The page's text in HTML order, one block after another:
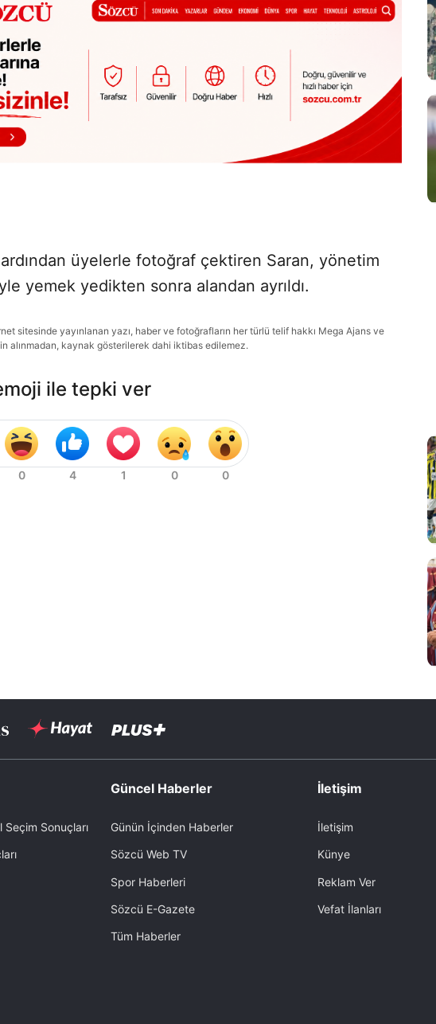
ardından üyelerle fotoğraf çektiren Saran, yönetim
yemek yedikten sonra alandan ayrıldı.
sitesinde yayınlanan yazı, haber ve fotoğrafların her türlü telif hakkı Mega Ajans ve
alınmadan, kaynak gösterilerek dahi iktibas edilemez.
ile tepki ver
Sonuçları
Güncel Haberler
Günün İçinden Haberler
Sözcü Web TV
Spor Haberleri
Sözcü E-Gazete
Tüm Haberler
İletişim
İletişim
Künye
Reklam Ver
Vefat İlanları